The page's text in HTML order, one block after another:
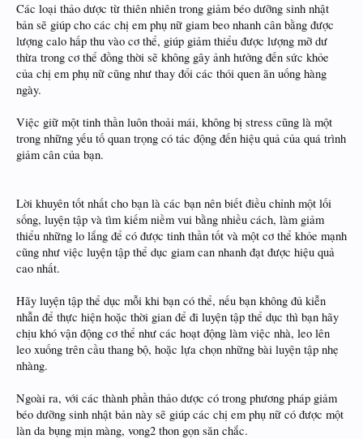
Các loại thảo dược từ thiên nhiên trong giảm béo dưỡng sinh nhật
bản sẽ giúp cho các chị em phụ nữ giam beo nhanh cân bằng được
lượng calo hấp thu vào cơ thể, giúp giảm thiểu được lượng mỡ dư
thừa trong cơ thể đồng thời sẽ không gây ảnh hưởng đến sức khỏe
của chị em phụ nữ cũng như thay đổi các thói quen ăn uống hàng
ngày.
Việc giữ một tinh thần luôn thoải mái, không bị stress cũng là một
trong những yếu tố quan trọng có tác động đến hiệu quả của quá trình
giảm cân của bạn.
Lời khuyên tốt nhất cho bạn là các bạn nên biết điều chỉnh một lối
sống, luyện tập và tìm kiếm niềm vui bằng nhiều cách, làm giảm
thiểu những lo lắng để có được tinh thần tốt và một cơ thể khỏe mạnh
cũng như việc luyện tập thể dục giam can nhanh đạt được hiệu quả
cao nhất.
Hãy luyện tập thể dục mỗi khi bạn có thể, nếu bạn không đủ kiễn
nhẫn để thực hiện hoặc thời gian để đi luyện tập thể dục thì bạn hãy
chịu khó vận động cơ thể như các hoạt động làm việc nhà, leo lên
leo xuống trên cầu thang bộ, hoặc lựa chọn những bài luyện tập nhẹ
nhàng.
Ngoài ra, với các thành phần thảo dược có trong phương pháp giảm
béo dưỡng sinh nhật bản này sẽ giúp các chị em phụ nữ có được một
làn da bụng mịn màng, vong2 thon gọn săn chắc.